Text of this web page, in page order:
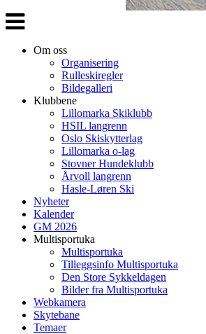
Veksle
navigasjon
Om oss
Organisering
Rulleskiregler
Bildegalleri
Klubbene
Lillomarka Skiklubb
HSIL langrenn
Oslo Skiskytterlag
Lillomarka o-lag
Stovner Hundeklubb
Årvoll langrenn
Hasle-Løren Ski
Nyheter
Kalender
GM 2026
Multisportuka
Multisportuka
Tilleggsinfo Multisportuka
Den Store Sykkeldagen
Bilder fra Multisportuka
Webkamera
Skytebane
Temaer